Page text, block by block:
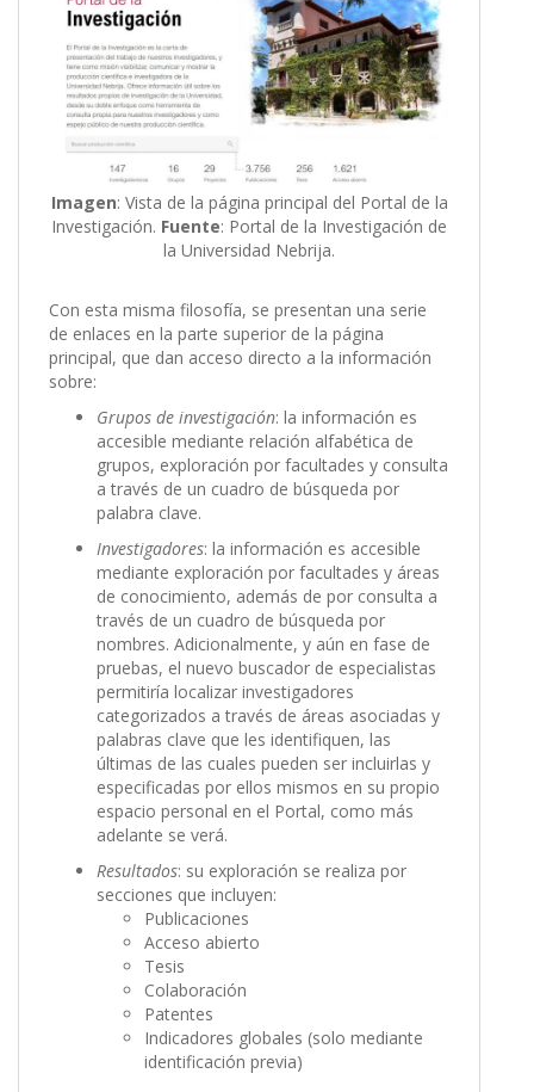
Imagen: Vista de la página principal del Portal de la
Investigación. Fuente: Portal de la Investigación de
la Universidad Nebrija.
Con esta misma filosofía, se presentan una serie
de enlaces en la parte superior de la página
principal, que dan acceso directo a la información
sobre:
Grupos de investigación: la información es
accesible mediante relación alfabética de
grupos, exploración por facultades y consulta
a través de un cuadro de búsqueda por
palabra clave.
Investigadores: la información es accesible
mediante exploración por facultades y áreas
de conocimiento, además de por consulta a
través de un cuadro de búsqueda por
nombres. Adicionalmente, y aún en fase de
pruebas, el nuevo buscador de especialistas
permitiría localizar investigadores
categorizados a través de áreas asociadas y
palabras clave que les identifiquen, las
últimas de las cuales pueden ser incluirlas y
especificadas por ellos mismos en su propio
espacio personal en el Portal, como más
adelante se verá.
Resultados: su exploración se realiza por
secciones que incluyen:
Publicaciones
Acceso abierto
Tesis
Colaboración
Patentes
Indicadores globales (solo mediante
identificación previa)